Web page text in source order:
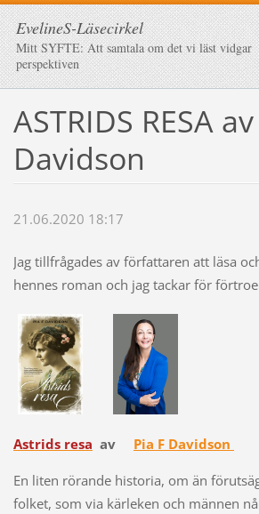
EvelineS-Läsecirkel
Mitt SYFTE: Att samtala om det vi läst vidgar
perspektiven
ASTRIDS RESA
Davidson
21.06.2020 18:17
Jag tillfrågades av författaren att läsa
hennes roman och jag tackar för
Astrids resa av Pia F Davidson
En liten rörande historia, om än
folket, som via kärleken och männen